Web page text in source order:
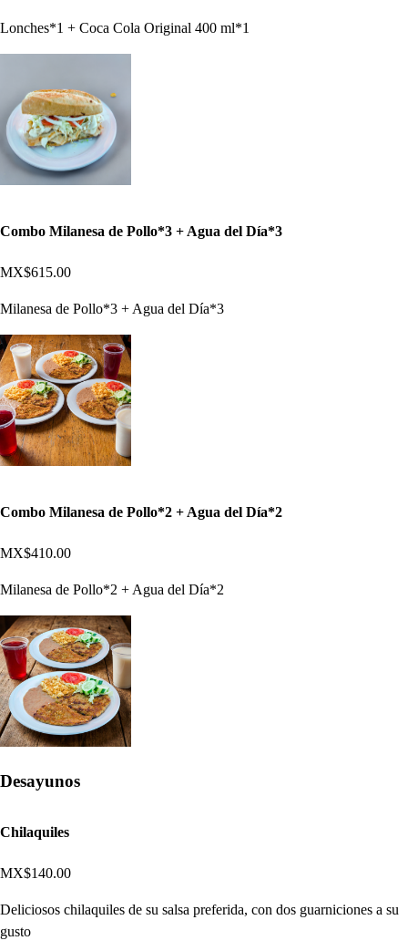
Lonches*1 + Coca Cola Original 400 ml*1
Combo Milanesa de Pollo*3 + Agua del Día*3
MX$615.00
Milanesa de Pollo*3 + Agua del Día*3
Combo Milanesa de Pollo*2 + Agua del Día*2
MX$410.00
Milanesa de Pollo*2 + Agua del Día*2
Desayunos
Chilaquiles
MX$140.00
Deliciosos chilaquiles de su salsa preferida, con dos guarniciones a su
gusto